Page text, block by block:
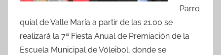
Parro
quial de Valle María a partir de las 21.00 se
realizará la 7ª Fiesta Anual de Premiación de la
Escuela Municipal de Vóleibol, donde se